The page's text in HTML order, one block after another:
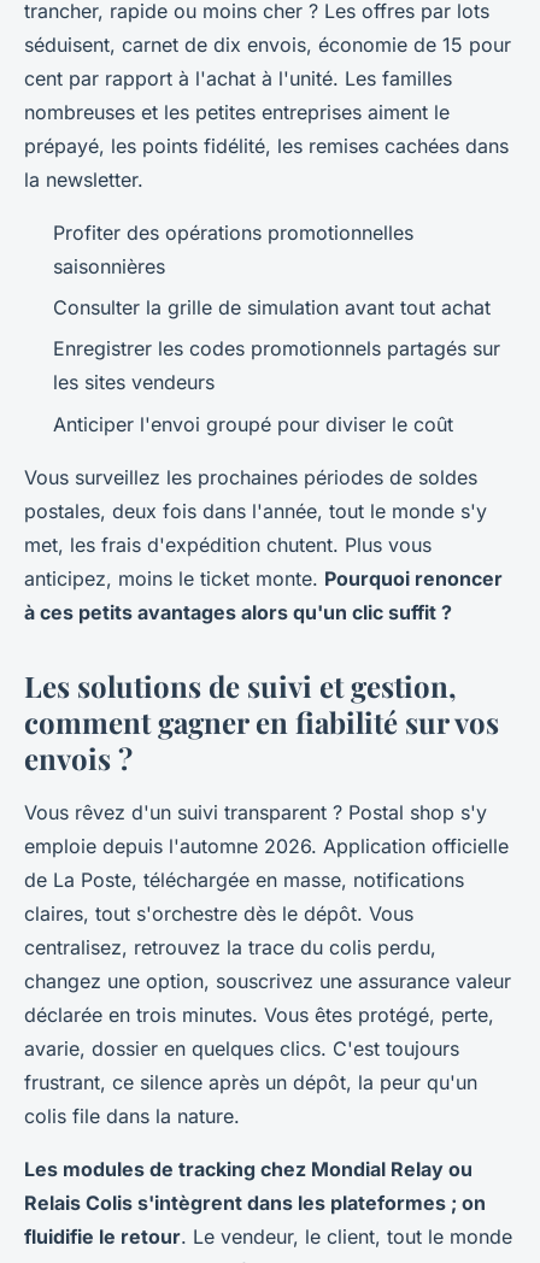
trancher, rapide ou moins cher ? Les offres par lots
séduisent, carnet de dix envois, économie de 15 pour
cent par rapport à l'achat à l'unité. Les familles
nombreuses et les petites entreprises aiment le
prépayé, les points fidélité, les remises cachées dans
la newsletter.
Profiter des opérations promotionnelles
saisonnières
Consulter la grille de simulation avant tout achat
Enregistrer les codes promotionnels partagés sur
les sites vendeurs
Anticiper l'envoi groupé pour diviser le coût
Vous surveillez les prochaines périodes de soldes
postales, deux fois dans l'année, tout le monde s'y
met, les frais d'expédition chutent. Plus vous
anticipez, moins le ticket monte. Pourquoi renoncer
à ces petits avantages alors qu'un clic suffit ?
Les solutions de suivi et gestion,
comment gagner en fiabilité sur vos
envois ?
Vous rêvez d'un suivi transparent ? Postal shop s'y
emploie depuis l'automne 2026. Application officielle
de La Poste, téléchargée en masse, notifications
claires, tout s'orchestre dès le dépôt. Vous
centralisez, retrouvez la trace du colis perdu,
changez une option, souscrivez une assurance valeur
déclarée en trois minutes. Vous êtes protégé, perte,
avarie, dossier en quelques clics. C'est toujours
frustrant, ce silence après un dépôt, la peur qu'un
colis file dans la nature.
Les modules de tracking chez Mondial Relay ou
Relais Colis s'intègrent dans les plateformes ; on
fluidifie le retour. Le vendeur, le client, tout le monde